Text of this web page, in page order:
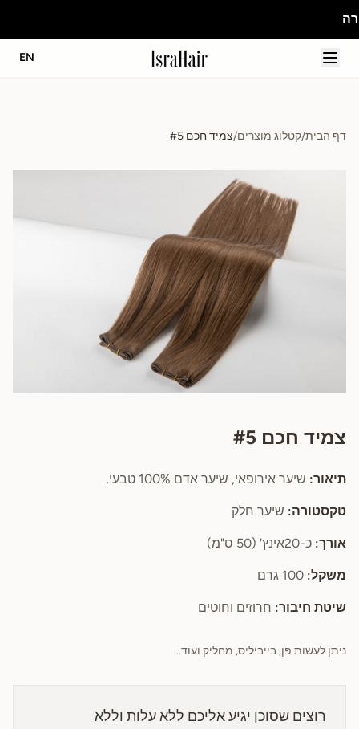
EN
דף הבית/קטלוג מוצרים/צמיד חכם #5
צמיד חכם #5
תיאור: שיער אירופאי, שיער אדם 100% טבעי.
טקסטורה: שיער חלק
אורך: כ-20אינץ' (50 ס"מ)
משקל: 100 גרם
שיטת חיבור: חרוזים וחוטים
ניתן לעשות פן, בייביליס, מחליק ועוד…
רוצים שסוכן יגיע אליכם ללא עלות וללא